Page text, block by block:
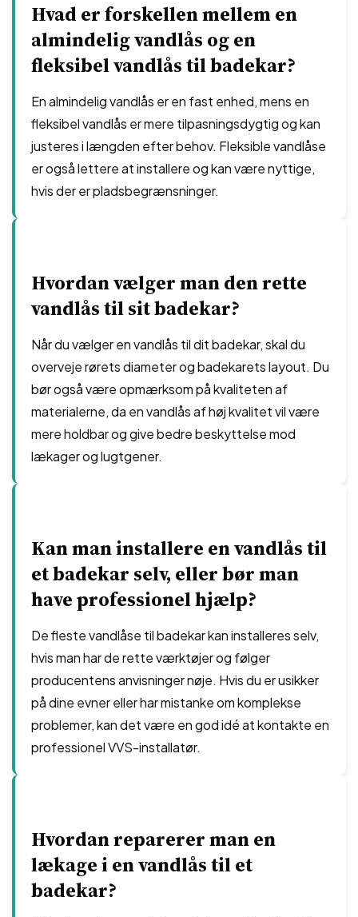
Hvad er forskellen mellem en
almindelig vandlås og en
fleksibel vandlås til badekar?
En almindelig vandlås er en fast enhed, mens en
fleksibel vandlås er mere tilpasningsdygtig og kan
justeres i længden efter behov. Fleksible vandlåse
er også lettere at installere og kan være nyttige,
hvis der er pladsbegrænsninger.
Hvordan vælger man den rette
vandlås til sit badekar?
Når du vælger en vandlås til dit badekar, skal du
overveje rørets diameter og badekarets layout. Du
bør også være opmærksom på kvaliteten af
materialerne, da en vandlås af høj kvalitet vil være
mere holdbar og give bedre beskyttelse mod
lækager og lugtgener.
Kan man installere en vandlås til
et badekar selv, eller bør man
have professionel hjælp?
De fleste vandlåse til badekar kan installeres selv,
hvis man har de rette værktøjer og følger
producentens anvisninger nøje. Hvis du er usikker
på dine evner eller har mistanke om komplekse
problemer, kan det være en god idé at kontakte en
professionel VVS-installatør.
Hvordan reparerer man en
lækage i en vandlås til et
badekar?